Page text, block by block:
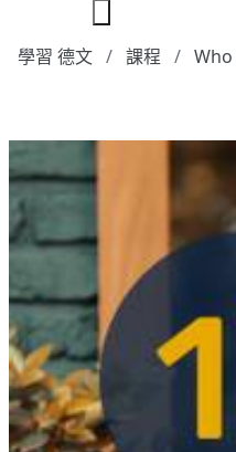
學習 德文 課程 Who